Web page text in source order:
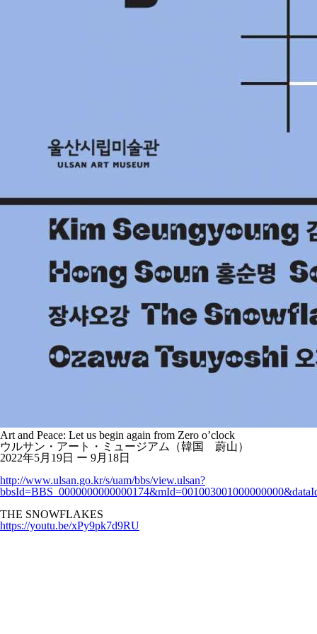
Art and Peace: Let us begin again from Zero o’clock
ウルサン・アート・ミュージアム（韓国 蔚山）
2022年5月19日 ー 9月18日
http://www.ulsan.go.kr/s/uam/bbs/view.ulsan?
THE SNOWFLAKES
https://youtu.be/xPy9pk7d9RU